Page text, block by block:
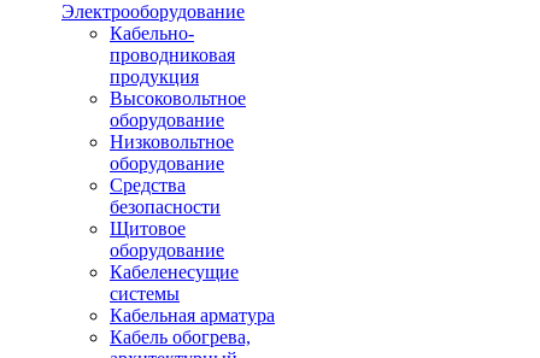
Электрооборудование
Кабельно-
проводниковая
продукция
Высоковольтное
оборудование
Низковольтное
оборудование
Средства
безопасности
Щитовое
оборудование
Кабеленесущие
системы
Кабельная арматура
Кабель обогрева,